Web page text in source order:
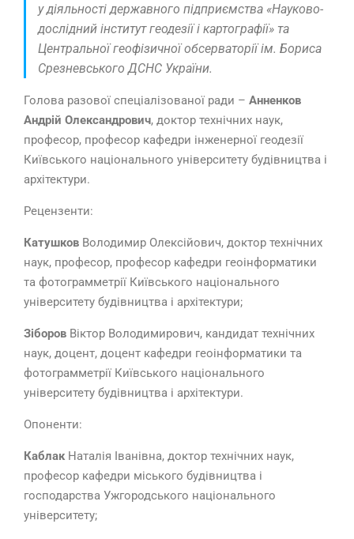
у діяльності державного підприємства «Науково-
дослідний інститут геодезії і картографії» та
Центральної геофізичної обсерваторії ім. Бориса
Срезневського ДСНС України.
Голова разової спеціалізованої ради – Анненков
Андрій Олександрович, доктор технічних наук,
професор, професор кафедри інженерної геодезії
Київського національного університету будівництва і
архітектури.
Рецензенти:
Катушков Володимир Олексійович, доктор технічних
наук, професор, професор кафедри геоінформатики
та фотограмметрії Київського національного
університету будівництва і архітектури;
Зіборов Віктор Володимирович, кандидат технічних
наук, доцент, доцент кафедри геоінформатики та
фотограмметрії Київського національного
університету будівництва і архітектури.
Опоненти:
Каблак Наталія Іванівна, доктор технічних наук,
професор кафедри міського будівництва і
господарства Ужгородського національного
університету;